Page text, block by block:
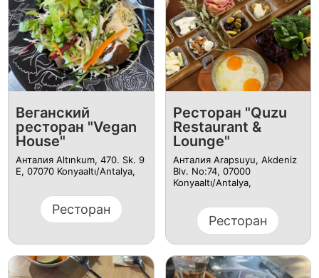
Веганский
ресторан "Vegan
House"
Анталия Altınkum, 470. Sk. 9
E, 07070 Konyaaltı/Antalya,
Ресторан
Ресторан "Quzu
Restaurant &
Lounge"
Анталия Arapsuyu, Akdeniz
Blv. No:74, 07000
Konyaaltı/Antalya,
Ресторан